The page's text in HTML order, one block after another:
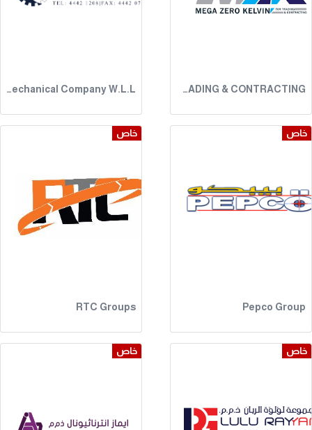
Lightning ElectroMechanical Company W.L.L. MZK TRADING & CONTRACTING
خاص
RTC Groups
خاص
Pepco Group
خاص خاص